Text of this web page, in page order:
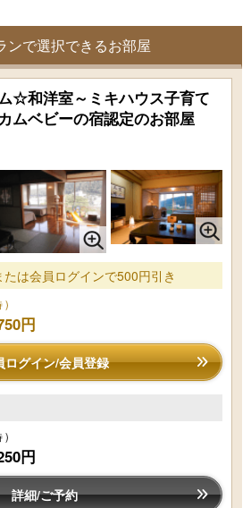
ンで選択できるお部屋
☆和洋室～ミキハウス子育て
ムベビーの宿認定のお部屋
は会員ログインで500円引き
)
円
ログイン/会員登録
)
円
詳細/ご予約